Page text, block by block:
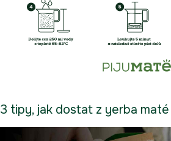
3 tipy, jak dostat z yerba maté